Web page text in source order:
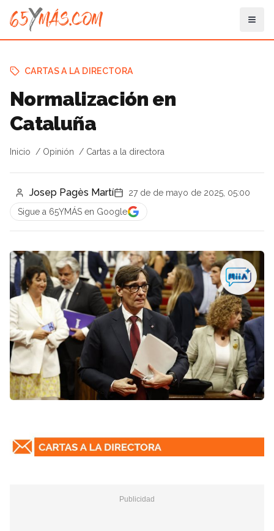
CARTAS A LA DIRECTORA
Normalización en
Cataluña
Inicio Opinión Cartas a la directora
Josep Pagès Martí
27 de de mayo de 2025, 05:00
Sigue a 65YMÁS en Google